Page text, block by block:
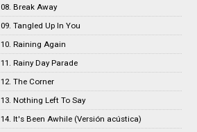
08. Break Away
09. Tangled Up In You
10. Raining Again
11. Rainy Day Parade
12. The Corner
13. Nothing Left To Say
14. It's Been Awhile (Versión acústica)